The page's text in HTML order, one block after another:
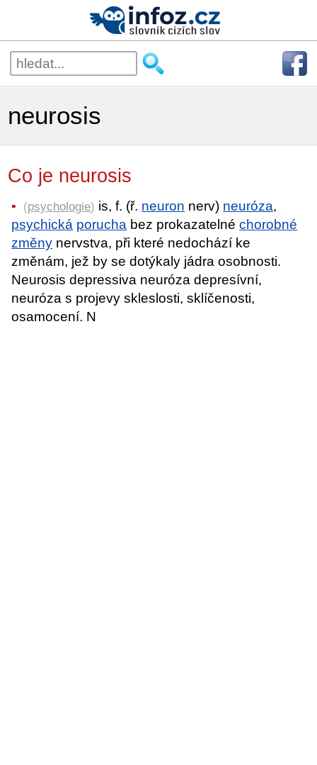
neurosis
Co je neurosis
(psychologie) is, f. (ř. neuron nerv) neuróza,
psychická porucha bez prokazatelnéchorobné
změny nervstva, při které nedochází ke
změnám, jež by se dotýkaly jádra osobnosti.
Neurosis depressiva neuróza depresívní,
neuróza s projevy skleslosti, sklíčenosti,
osamocení. N